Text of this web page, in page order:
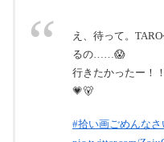
え、待って。
るの……😱
行きたかったー！
💗🐻
#拾い画ごめんなさ